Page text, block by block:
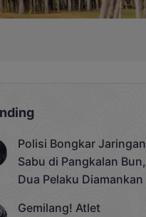
Polisi Bongkar Jaringan
Sabu di Pangkalan Bun,
Dua Pelaku Diamankan
Gemilang! Atlet